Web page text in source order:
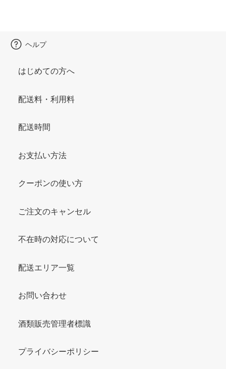
ヘルプ
はじめての方へ
配送料・利用料
配送時間
お支払い方法
クーポンの使い方
ご注文のキャンセル
不在時の対応について
配送エリア一覧
お問い合わせ
酒類販売管理者標識
プライバシーポリシー